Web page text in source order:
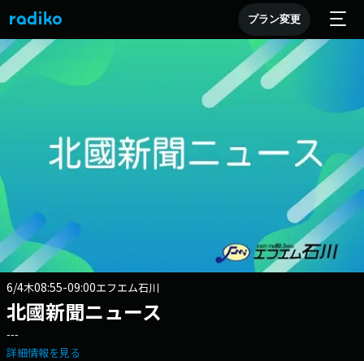
プラン変更
6/4木08:55-09:00エフエム石川
北國新聞ニュース
---
詳細情報を見る